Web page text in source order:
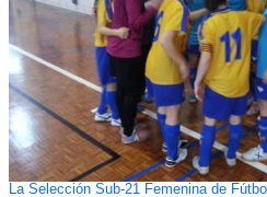
La Selección Sub-21 Femenina de